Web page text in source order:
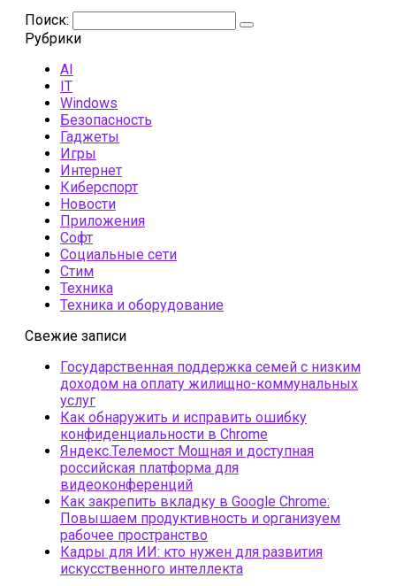
Поиск:
Рубрики
AI
IT
Windows
Безопасность
Гаджеты
Игры
Интернет
Киберспорт
Новости
Приложения
Софт
Социальные сети
Стим
Техника
Техника и оборудование
Свежие записи
Государственная поддержка семей с низким
доходом на оплату жилищно-коммунальных
услуг
Как обнаружить и исправить ошибку
конфиденциальности в Chrome
Яндекс.Телемост Мощная и доступная
российская платформа для
видеоконференций
Как закрепить вкладку в Google Chrome:
Повышаем продуктивность и организуем
рабочее пространство
Кадры для ИИ: кто нужен для развития
искусственного интеллекта